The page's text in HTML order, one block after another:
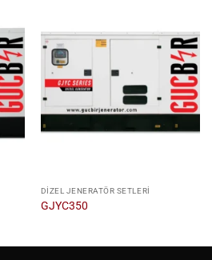
DIZEL JENERATÖR SETLERI
GJYC350